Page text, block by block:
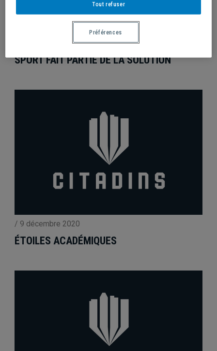
SPORT FAIT PARTIE DE LA SOLUTION
/ 9 décembre 2020
ÉTOILES ACADÉMIQUES
Tout refuser
Préférences